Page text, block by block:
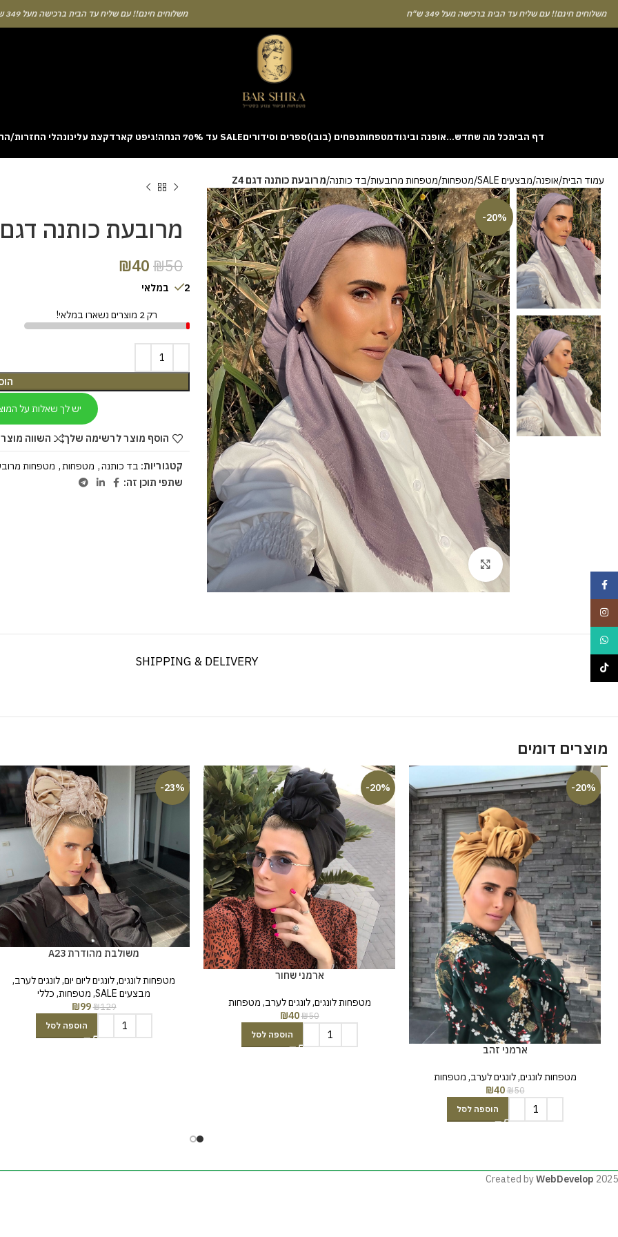
חינם!! עם שליח עד הבית ברכישה מעל 349 ש"ח משלוחים חינם!! עם שליח עד הבית ברכישה מעל 349 ש"ח
דף הביתכל מה שחדש…אופנה וביגודמטפחותנפחים (בובו)ספרים וסידוריםSALE עד 70% הנחה! גיפט קארדקצת עלינונהלי החזרות/
Learning the rhythm can take a few attempts. A helpful way to begin without risk is to use the Aviator demo mode and familiarise yourself
sites like [aviatordreamliner.com] where they discuss the statistical probability of long sessions. Reading these guides often reveals how the
provably fair system guarantees genuine randomness for every single bet you decide to place.
עמוד הבית אופנה מבצעים SALE מטפחות מטפחות מרובעות בד כותנה מרובעת כותנה דגם Z4
-20%
Click to enlarge
מרובעת כותנה דגם Z4
₪50
₪40
2 במלאי
רק 2 מוצרים נשארו במלאי!
יש לך שאלות על
הוסף מוצר לרשימה שלך השווה
קטגוריות: בד כותנה, מטפחות, מטפחות
שתפי תוכן זה:
SHIPPING & DELIVERY
מוצרים דומים
-20%
ארמני זהב
מטפחות לונגים,לונגים לערב, מטפחות
₪50
₪40
הוספה לסל
-20%
ארמני שחור
מטפחות לונגים,לונגים לערב, מטפחות
₪50
₪40
הוספה לסל
-23%
משולבת מהודרת A23
מטפחות לונגים,לונגים ליום יום,לונגים לערב,
מבצעים SALE
, מטפחות, כללי
₪129
₪99
הוספה לסל
Created byWebDevelop 2025